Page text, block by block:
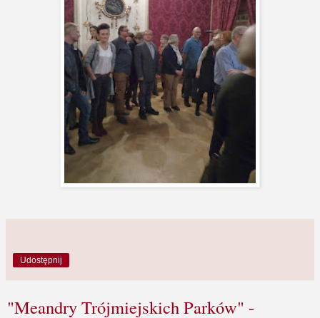
Udostępnij
"Meandry Trójmiejskich Parków" -